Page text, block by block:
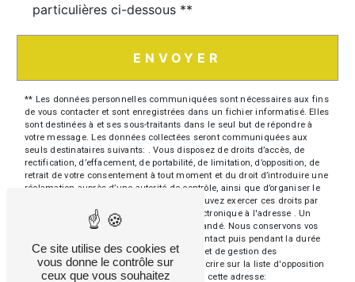
particulières ci-dessous **
ENVOYER
** Les données personnelles communiquées sont nécessaires aux fins
de vous contacter et sont enregistrées dans un fichier informatisé. Elles
sont destinées à et ses sous-traitants dans le seul but de répondre à
votre message. Les données collectées seront communiquées aux
seuls destinataires suivants: . Vous disposez de droits d’accès, de
rectification, d’effacement, de portabilité, de limitation, d’opposition, de
retrait de votre consentement à tout moment et du droit d’introduire une
réclamation auprès d’une autorité de contrôle, ainsi que d’organiser le
sort de vos données post-mortem. Vous pouvez exercer ces droits par
voie postale à l'adresse ou par courrier électronique à l'adresse . Un
justificatif d'identité pourra vous être demandé. Nous conservons vos
données pendant la période de prise de contact puis pendant la durée
de prescription légale aux fins probatoires et de gestion des
contentieux. Vous avez le droit de vous inscrire sur la liste d'opposition
au démarchage téléphonique, disponible à cette adresse:
Ce site utilise des cookies et
vous donne le contrôle sur
ceux que vous souhaitez